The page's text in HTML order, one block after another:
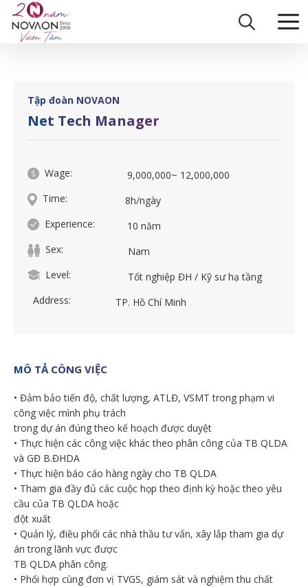
content
Home | Net Tech Manager
Tập đoàn NOVAON
Net Tech Manager
Wage:
9,000,000~ 12,000,000
Time:
8h/ngày
Experience:
10 năm
Sex:
Nam
Level:
Tốt nghiệp ĐH / Kỹ sư hạ tầng
Address:
TP. Hồ Chí Minh
MÔ TẢ CÔNG VIỆC
• Đảm bảo tiến độ, chất lượng, ATLĐ, VSMT trong phạm vi
công việc mình phụ trách
trong dự án đúng theo kế hoạch được duyệt
• Thực hiện các công việc khác theo phân công của TB QLDA
và GĐ B.ĐHDA
• Thực hiện báo cáo hàng ngày cho TB QLDA
• Tham gia đầy đủ các cuộc họp theo định kỳ hoặc theo yêu
cầu của TB QLDA hoặc
đột xuất
• Quản lý, điều phối các nhà thầu tư vấn, xây lắp tham gia dự
án trong lãnh vực được
TB QLDA phân công.
• Phối hợp cùng đơn vị TVGS, giám sát và nghiệm thu chất